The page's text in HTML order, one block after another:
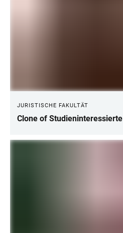
JURISTISCHE FAKULTÄT
Clone of Studieninteressierte